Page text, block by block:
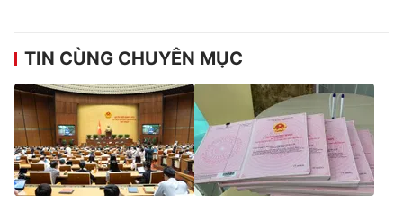
TIN CÙNG CHUYÊN MỤC